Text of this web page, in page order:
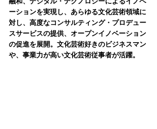
ーションを実現し、あらゆる文化芸術領域に
対し、高度なコンサルティング・プロデュー
スサービスの提供、オープンイノベーション
の促進を展開。文化芸術好きのビジネスマン
や、事業力が高い文化芸術従事者が活躍。